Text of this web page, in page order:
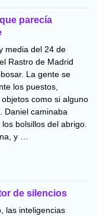
parecía
media del 24 de
Rastro de Madrid
La gente se
los puestos,
como si alguno
Daniel caminaba
bolsillos del abrigo.
y …
de silencios
las inteligencias